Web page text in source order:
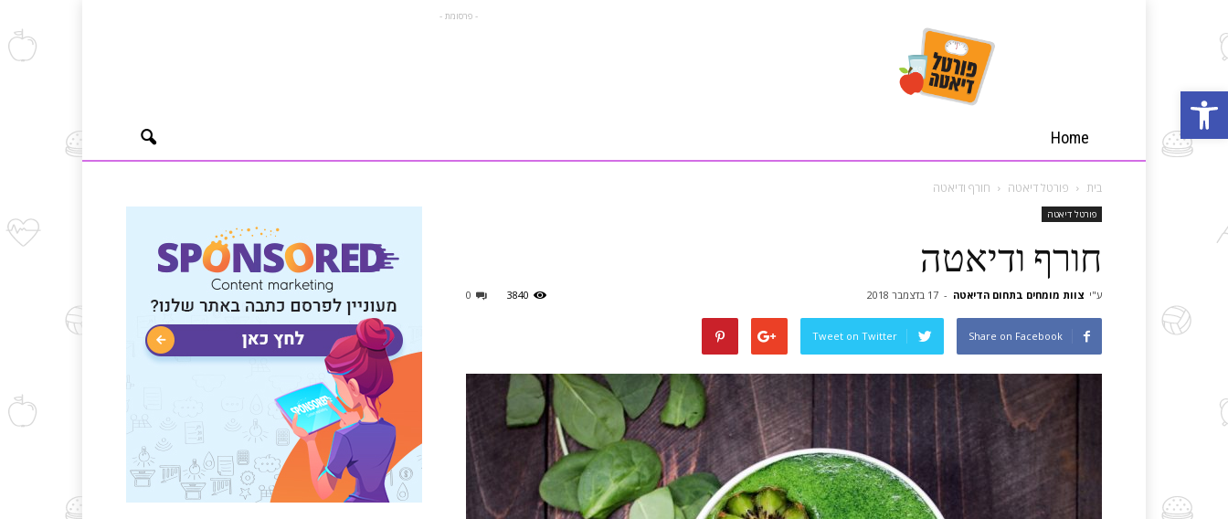
פתח סרגל נגישות
- פרסומת -
Home
בית פורטל דיאטה חורף ודיאטה
פורטל דיאטה
חורף ודיאטה
ע"י צוות מומחים בתחום הדיאטה - 17 בדצמבר 2018 0 3840
Share on Facebook
Tweet on Twitter